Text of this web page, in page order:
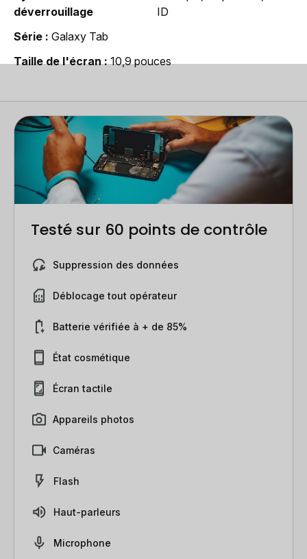
déverrouillage
ID
Série
Galaxy Tab
Taille de l'écran
10,9 pouces
Testé sur 60 points de contrôle
Suppression des données
Déblocage tout opérateur
Batterie vérifiée à + de 85%
État cosmétique
Écran tactile
Appareils photos
Caméras
Flash
Haut-parleurs
Microphone